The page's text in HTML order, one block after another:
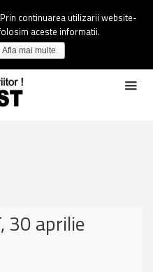
30 aprilie
continuarea utilizarii website-
aceste informatii.
Afla mai multe